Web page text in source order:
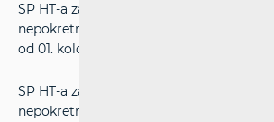
SP HT-a za usluge međupovezivanja u
nepokretnih komunikacija (RIO) (
od 01. kolovoza 2013.)
SP HT-a za usluge međupovezivanja u
nepokretnih komunikacija (RIO) (